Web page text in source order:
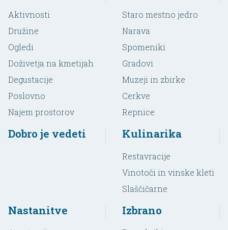
Aktivnosti
Družine
Ogledi
Doživetja na kmetijah
Degustacije
Poslovno
Najem prostorov
Staro mestno jedro
Narava
Spomeniki
Gradovi
Muzeji in zbirke
Cerkve
Repnice
Dobro je vedeti Kulinarika
Restavracije
Vinotoči in vinske kleti
Slaščičarne
Nastanitve Izbrano